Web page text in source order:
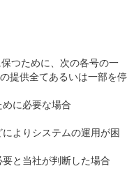
つために、次の各号の一
提供全てあるいは一部を停
に必要な場合
よりシステムの運用が困
と当社が判断した場合